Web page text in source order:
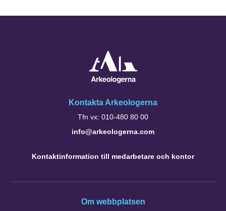
Kontakta Arkeologerna
Tfn vx: 010-480 80 00
info@arkeologerna.com
Kontaktinformation till medarbetare och kontor
Om webbplatsen